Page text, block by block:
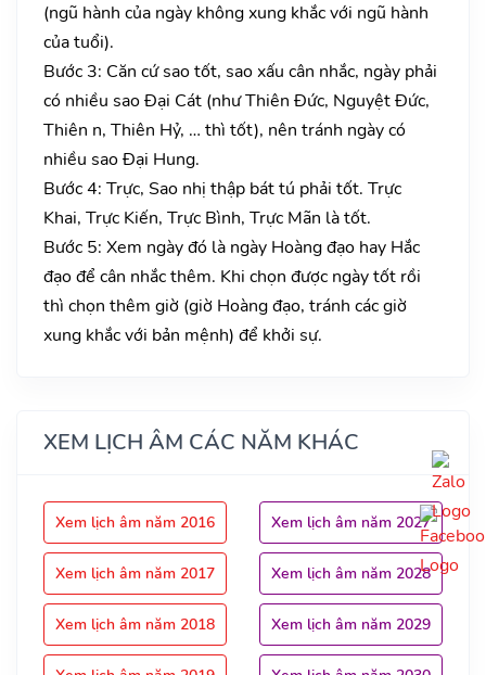
(ngũ hành của ngày không xung khắc với ngũ hành
của tuổi).
Bước 3: Căn cứ sao tốt, sao xấu cân nhắc, ngày phải
có nhiều sao Đại Cát (như Thiên Đức, Nguyệt Đức,
Thiên n, Thiên Hỷ, … thì tốt), nên tránh ngày có
nhiều sao Đại Hung.
Bước 4: Trực, Sao nhị thập bát tú phải tốt. Trực
Khai, Trực Kiến, Trực Bình, Trực Mãn là tốt.
Bước 5: Xem ngày đó là ngày Hoàng đạo hay Hắc
đạo để cân nhắc thêm. Khi chọn được ngày tốt rồi
thì chọn thêm giờ (giờ Hoàng đạo, tránh các giờ
xung khắc với bản mệnh) để khởi sự.
XEM LỊCH ÂM CÁC NĂM KHÁC
Xem lịch âm năm 2016
Xem lịch âm năm 2017
Xem lịch âm năm 2018
Xem lịch âm năm 2027
Xem lịch âm năm 2028
Xem lịch âm năm 2029